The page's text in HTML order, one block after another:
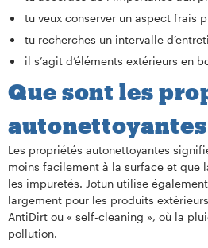
tu veux conserver un aspect frais
tu recherches un intervalle
il s’agit d’éléments extérieurs en
Que sont les
autonettoyantes
Les propriétés autonettoyantes
moins facilement à la surface et que
les impuretés. Jotun utilise
largement pour les produits
AntiDirt ou « self-cleaning », où la
pollution.